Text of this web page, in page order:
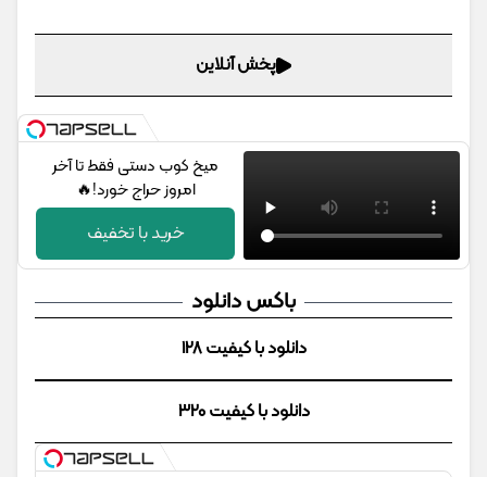
پخش آنلاین
میخ کوب دستی فقط تا آخر
امروز حراج خورد!🔥
خرید با تخفیف
باکس دانلود
دانلود با کیفیت 128
دانلود با کیفیت 320